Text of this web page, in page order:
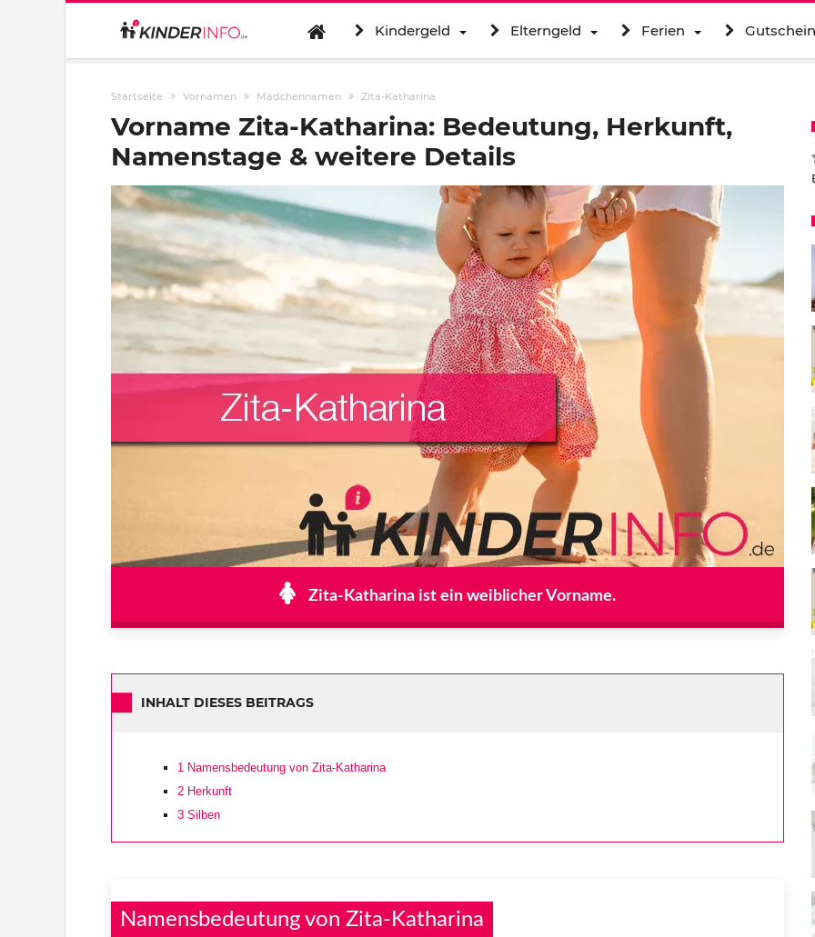
Kindergeld Elterngeld Ferien
Startseite Vornamen Mädchennamen Zita-Katharina
Vorname Zita-Katharina: Bedeutung, Herkunft,
Namenstage & weitere Details
Zita-Katharina ist ein weiblicher Vorname.
INHALT DIESES BEITRAGS
1 Namensbedeutung von Zita-Katharina
2 Herkunft
3 Silben
Namensbedeutung von Zita-Katharina